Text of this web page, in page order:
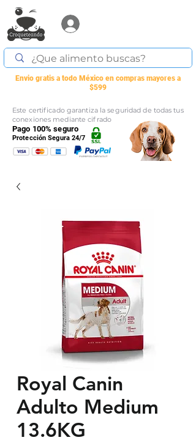
Envio gratis a todo México en compras mayores a
$599
Este certificado garantiza la seguridad de todas tus
conexiones mediante cifrado
Pago 100% seguro
Protección Segura 24/7
Royal Canin
Adulto Medium
13.6KG